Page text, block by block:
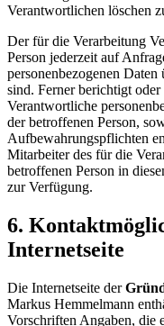
Verantwortlichen löschen
Der für die Verarbeitung
Person jederzeit auf
personenbezogenen
sind. Ferner berichtigt
Verantwortliche
der betroffenen Person,
Aufbewahrungspflichten
Mitarbeiter des für die
betroffenen Person in
zur Verfügung.
6.
Internetseite
Die Internetseite der
Markus Hemmelmann
Vorschriften Angaben, die